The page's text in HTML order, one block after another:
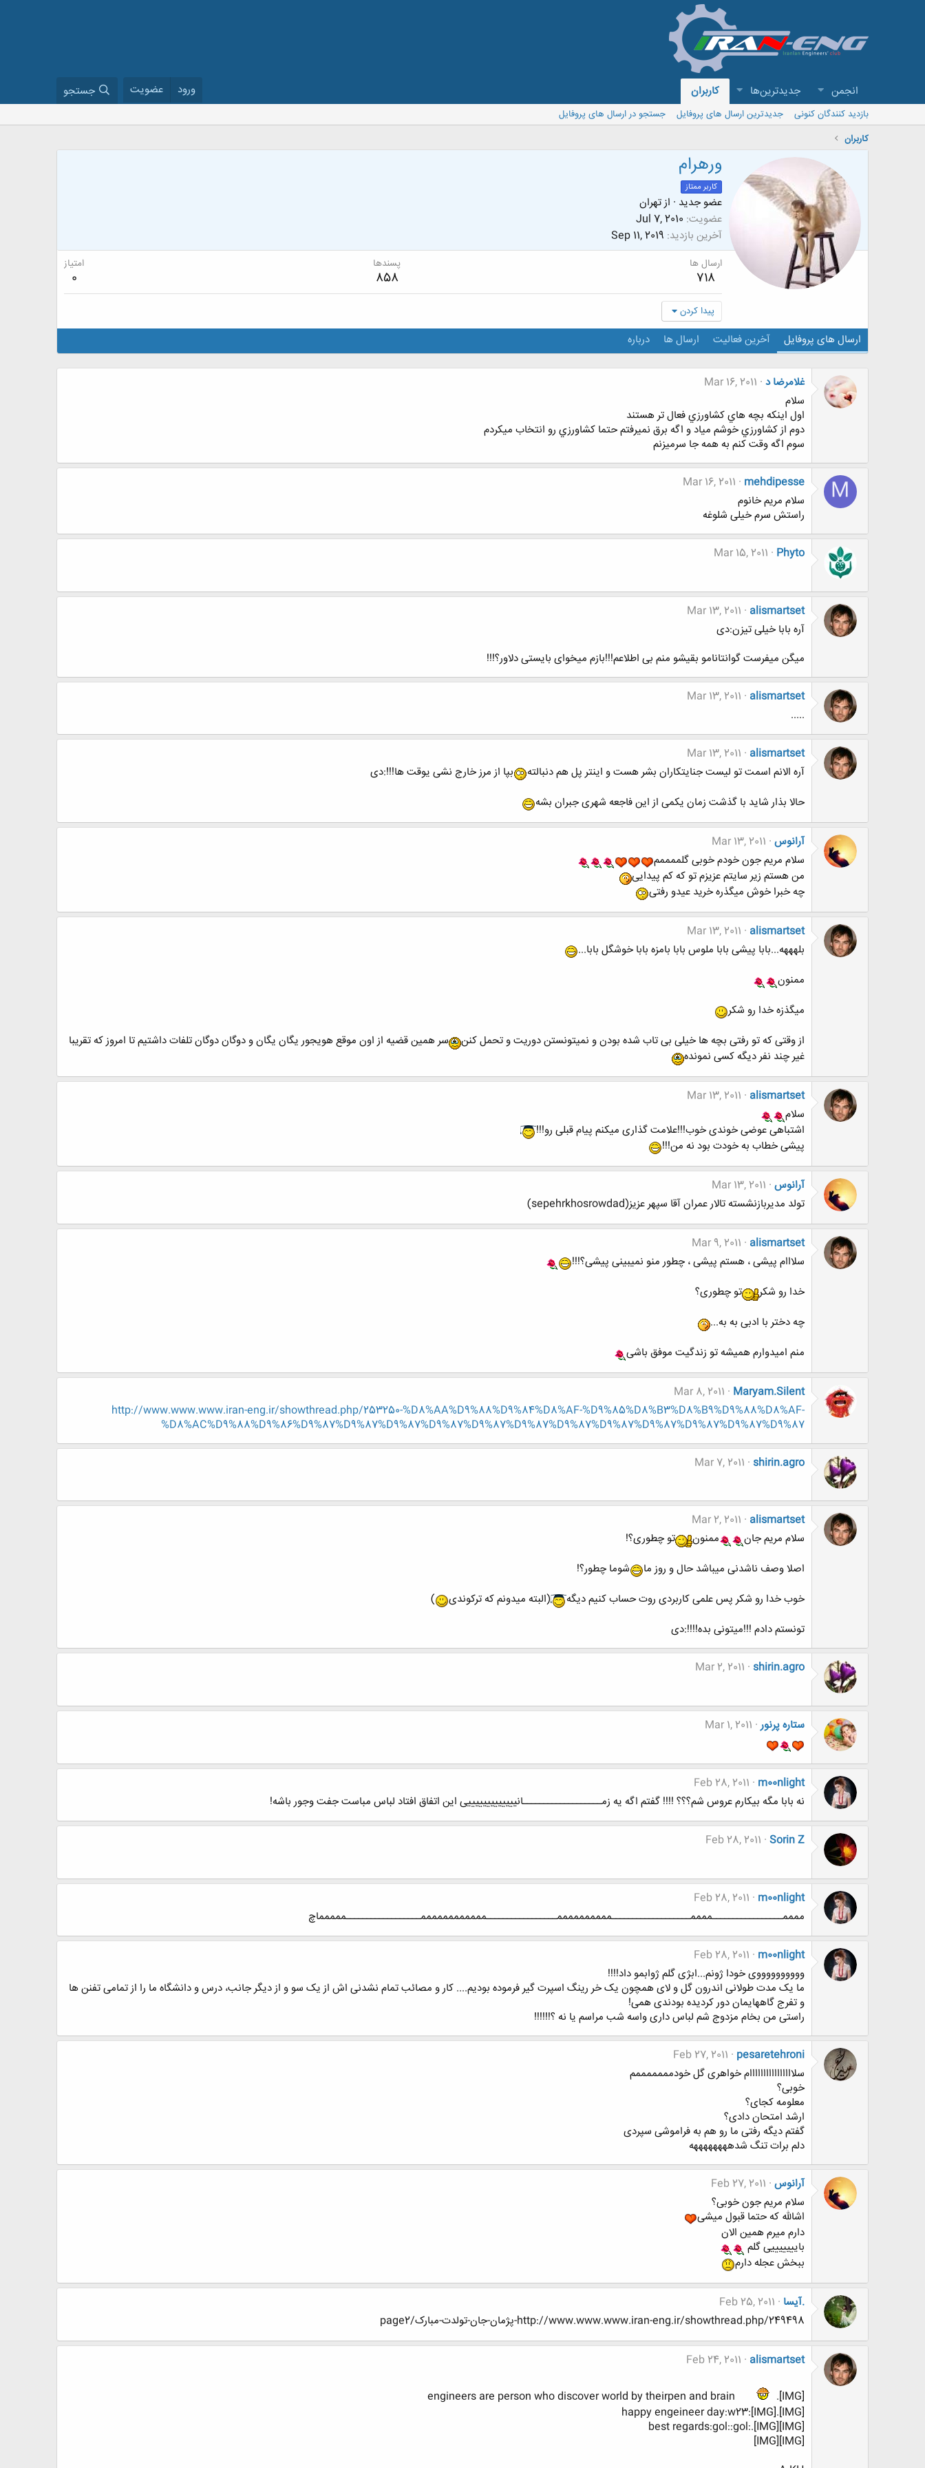
انجمن جدیدترین‌ها کاربران ورود عضویت جستجو
بازدید کنندگان کنونی جدیدترین ارسال های پروفایل
جستجو در ارسال های پروفایل
کاربران
ورهرام
کاربر ممتاز
عضو جدید · ازتهران
عضویت Jul 7, 2010
آخرین بازدید Sep 11, 2019
ارسال ها
718
پسندها
858
امتیاز
0
پیدا کردن
ارسال های پروفایل آخرین فعالیت ارسال ها درباره
غلامرضا د Mar 16, 2011
سلام
اول اينكه بچه هاي كشاورزي فعال تر هستند
دوم از كشاورزي خوشم مياد و اگه برق نميرفتم حتما كشاورزي رو انتخاب ميكردم
سوم اگه وقت كنم به همه جا سرميزنم
M
mehdipesse
Mar 16, 2011
سلام مریم خانوم
راستش سرم خیلی شلوغه
Phyto
Mar 15, 2011
alismartset
Mar 13, 2011
آره بابا خیلی تیزن:دی
میگن میفرست گوانتانامو بقیشو منم بی اطلاعم!!!بازم میخوای بایستی دلاور؟!!!
alismartset
Mar 13, 2011
.....
alismartset
Mar 13, 2011
آره الانم اسمت تو لیست جنایتکاران بشر هست و اینتر پل هم دنبالته
بپا از مرز خارج نشی یوقت ها!!!:دی
حالا بذار شاید با گذشت زمان یکمی از این فاجعه شهری جبران بشه
آرانوس Mar 13, 2011
سلام مریم جون خودم خوبی گلممممم
من هستم زیر سایتم عزیزم تو که کم پیدایی
چه خبرا خوش میگذره خرید عیدو رفتی
alismartset
Mar 13, 2011
بلهههه...بابا پیشی بابا ملوس بابا بامزه بابا خوشگل بابا...
ممنون
میگذزه خدا رو شکر
از وقتی که تو رفتی بچه ها خیلی بی تاب شده بودن و نمیتونستن دوریت و تحمل کنن
سر همین قضیه از اون موقع هویجور یگان یگان و دوگان دوگان تلفات داشتیم تا امروز که تقریبا
غیر چند نفر دیگه کسی نمونده
alismartset
Mar 13, 2011
سلام
اشتباهی عوضی خوندی خوب!!!علامت گذاری میکنم پیام قبلی رو!!!
پیشی خطاب به خودت بود نه من!!!
آرانوس Mar 13, 2011
تولد مدیربازنشسته تالار عمران آقا سپهر عزیز(sepehrkhosrowdad)
alismartset
Mar 9, 2011
سلااام پیشی ، هستم پیشی ، چطور منو نمیبینی پیشی؟!!!
خدا رو شکر
تو چطوری؟
چه دختر با ادبی به به...
منم امیدوارم همیشه تو زندگیت موفق باشی
Maryam.Silent
Mar 8, 2011
http://www.www.www.iran-eng.ir/showthread.php/253250-%D8%AA%D9%88%D9%84%D8%AF-%D9%85%D8%B3%D8%B9%D9%88%D8%AF-
%D8%AC%D9%88%D9%86%D9%87%D9%87%D9%87%D9%87%D9%87%D9%87%D9%87%D9%87%D9%87%D9%87%D9%87%D9%87
shirin.agro
Mar 7, 2011
alismartset
Mar 2, 2011
سلام مریم جان
ممنون
تو چطوری؟!
اصلا وصف ناشدنی میباشد حال و روز ما
شوما چطور؟!
خوب خدا رو شکر پس علمی کاربردی روت حساب کنیم دیگه
(البته میدونم که ترکوندی
)
تونستم دادم !!!میتونی بده!!!!:دی
shirin.agro
Mar 2, 2011
ستاره پرنور Mar 1, 2011
m00nlight
Feb 28, 2011
نه بابا مگه بیکارم عروس شم؟؟؟ !!!! گفتم اگه یه زمـــــــــــــــــــانیییییییییییییی این اتفاق افتاد لباس مباست جفت وجور باشه!
Sorin Z
Feb 28, 2011
m00nlight
Feb 28, 2011
ممممـــــــــــــــــممممـــــــــــــــــــممممممممممـــــــــــــــــممممممممممممــــــــــــــــــممممماچ
m00nlight
Feb 28, 2011
ووووووووووی خودا ژونم...ابژی گلم ژوابمو داد!!!!
ما یک مدت طولانی اندرون گل و لای همچون یک خر رینگ اسپرت گیر فرموده بودیم.... کار و مصائب تمام نشدنی اش از یک سو و از دیگر جانب، درس و دانشگاه ما را از تمامی تفنن ها
و تفرج گاههایمان دور کردیده بودندی همی!
راستی من بخام مزدوج شم لباس داری واسه شب مراسم یا نه ؟!!!!!!
pesaretehroni
Feb 27, 2011
سلاااااااااااااااام خواهری گل خودمممممممم
خوبی؟
معلومه کجای؟
ارشد امتحان دادی؟
گفتم دیگه رفتی ما رو هم به فراموشی سپردی
دلم برات تنگ شدههههههههه
آرانوس Feb 27, 2011
سلام مریم جون خوبی؟
اشالله که حتما قبول میشی
دارم میرم همین الان
بایییییییی گلم
ببخش عجله دارم
.آیسا Feb 25, 2011
http://www.www.www.iran-eng.ir/showthread.php/249498-پژمان-جان-تولدت-مبارک/page2
alismartset
Feb 24, 2011
engineers are person who discover world by theirpen and brain
.[IMG]
happy engeineer day:w23:[IMG].[IMG]
best regards:gol::gol:.[IMG][IMG]
[IMG][IMG]